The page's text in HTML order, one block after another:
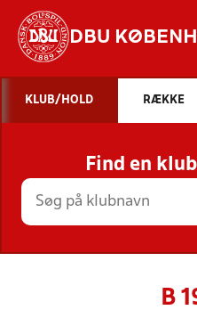
DBU
STILLINGER,
KLUB/HOLD RÆKKE
Find en
B